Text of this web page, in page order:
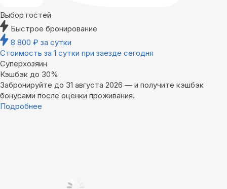
Выбор гостей
Быстрое бронирование
8 800 ₽ за сутки
Стоимость за 1 сутки при заезде сегодня
Суперхозяин
Кэшбэк до 30%
Забронируйте до 31 августа 2026 — и получите кэшбэк
бонусами после оценки проживания.
Подробнее